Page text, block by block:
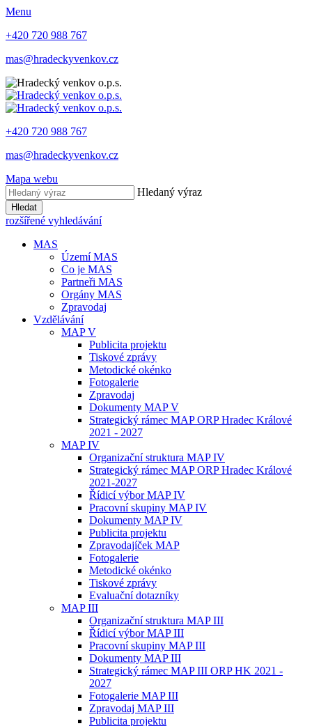
Menu
+420 720 988 767
mas@hradeckyvenkov.cz
+420 720 988 767
mas@hradeckyvenkov.cz
Mapa webu
Hledaný výraz
Hledat
rozšířené vyhledávání
MAS
Území MAS
Co je MAS
Partneři MAS
Orgány MAS
Zpravodaj
Vzdělávání
MAP V
Publicita projektu
Tiskové zprávy
Metodické okénko
Fotogalerie
Zpravodaj
Dokumenty MAP V
Strategický rámec MAP ORP Hradec Králové
2021 - 2027
MAP IV
Organizační struktura MAP IV
Strategický rámec MAP ORP Hradec Králové
2021-2027
Řídicí výbor MAP IV
Pracovní skupiny MAP IV
Dokumenty MAP IV
Publicita projektu
Zpravodajíček MAP
Fotogalerie
Metodické okénko
Tiskové zprávy
Evaluační dotazníky
MAP III
Organizační struktura MAP III
Řídicí výbor MAP III
Pracovní skupiny MAP III
Dokumenty MAP III
Strategický rámec MAP III ORP HK 2021 -
2027
Fotogalerie MAP III
Zpravodaj MAP III
Publicita projektu